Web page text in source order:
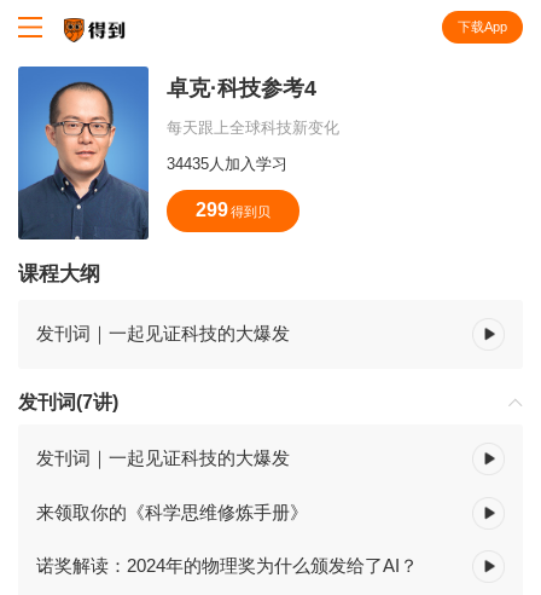
下载App
卓克·科技参考4
每天跟上全球科技新变化
34435人加入学习
299 得到贝
课程大纲
发刊词｜一起见证科技的大爆发
发刊词(7讲)
发刊词｜一起见证科技的大爆发
来领取你的《科学思维修炼手册》
诺奖解读：2024年的物理奖为什么颁发给了AI？